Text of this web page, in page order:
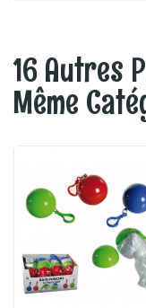
16 Autres
Même